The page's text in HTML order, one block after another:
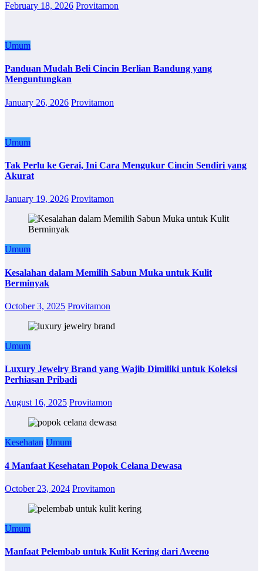
February 18, 2026 Provitamon
Umum
Panduan Mudah Beli Cincin Berlian Bandung yang
Menguntungkan
January 26, 2026 Provitamon
Umum
Tak Perlu ke Gerai, Ini Cara Mengukur Cincin Sendiri yang
Akurat
January 19, 2026 Provitamon
Umum
Kesalahan dalam Memilih Sabun Muka untuk Kulit
Berminyak
October 3, 2025 Provitamon
Umum
Luxury Jewelry Brand yang Wajib Dimiliki untuk Koleksi
Perhiasan Pribadi
August 16, 2025 Provitamon
Kesehatan Umum
4 Manfaat Kesehatan Popok Celana Dewasa
October 23, 2024 Provitamon
Umum
Manfaat Pelembab untuk Kulit Kering dari Aveeno